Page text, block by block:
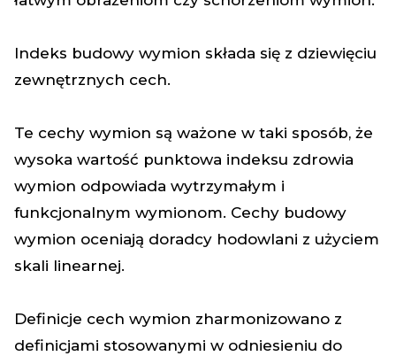
Indeks budowy wymion składa się z dziewięciu
zewnętrznych cech.
Te cechy wymion są ważone w taki sposób, że
wysoka wartość punktowa indeksu zdrowia
wymion odpowiada wytrzymałym i
funkcjonalnym wymionom. Cechy budowy
wymion oceniają doradcy hodowlani z użyciem
skali linearnej.
Definicje cech wymion zharmonizowano z
definicjami stosowanymi w odniesieniu do